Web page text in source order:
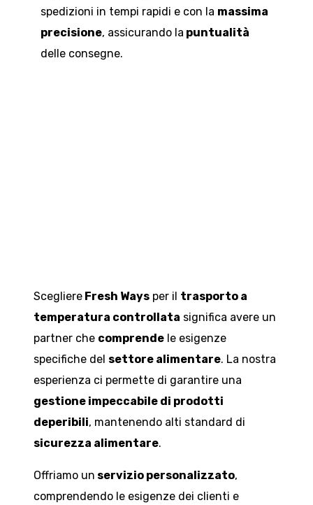
spedizioni in tempi rapidi e con la massima
precisione, assicurando la puntualità
delle consegne.
Scegliere Fresh Ways per il trasporto a
temperatura controllata significa avere un
partner che comprende le esigenze
specifiche del settore alimentare. La nostra
esperienza ci permette di garantire una
gestione impeccabile di prodotti
deperibili, mantenendo alti standard di
sicurezza alimentare.
Offriamo un servizio personalizzato,
comprendendo le esigenze dei clienti e